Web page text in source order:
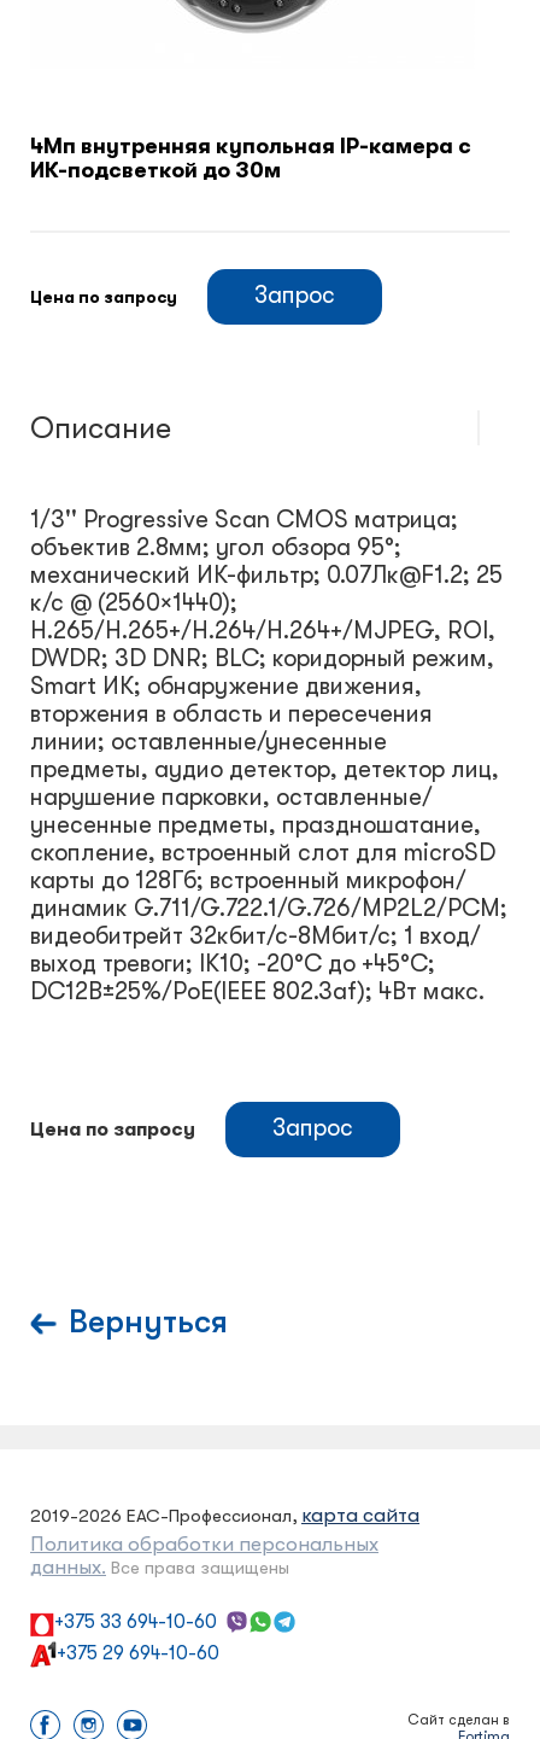
Защитные сейферы и боксы
Климатический шкафы
4Мп внутренняя купольная IP-камера с
ИК-подсветкой до 30м
Цена по запросу Запрос
Описание
1/3'' Progressive Scan CMOS матрица;
объектив 2.8мм; угол обзора 95°;
механический ИК-фильтр; 0.07Лк@F1.2; 25
к/с @ (2560×1440);
H.265/H.265+/H.264/H.264+/MJPEG, ROI,
DWDR; 3D DNR; BLC; коридорный режим,
Smart ИК; обнаружение движения,
вторжения в область и пересечения
линии; оставленные/унесенные
предметы, аудио детектор, детектор лиц,
нарушение парковки, оставленные/
унесенные предметы, праздношатание,
скопление, встроенный слот для microSD
карты до 128Гб; встроенный микрофон/
динамик G.711/G.722.1/G.726/MP2L2/PCM;
видеобитрейт 32кбит/с-8Мбит/с; 1 вход/
выход тревоги; IK10; -20°C до +45°C;
DC12В±25%/PoE(IEEE 802.3af); 4Вт макс.
Цена по запросу Запрос
Вернуться
2019-2026 ЕАС-Профессионал, карта сайта
Политика обработки персональных
данных. Все права защищены
+375 33 694-10-60
+375 29 694-10-60
Сайт сделан в